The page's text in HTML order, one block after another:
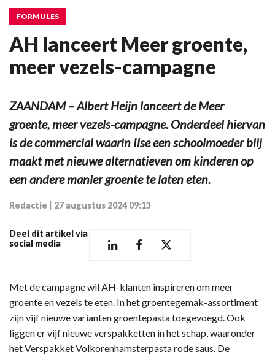
FORMULES
AH lanceert Meer groente,
meer vezels-campagne
ZAANDAM – Albert Heijn lanceert de Meer
groente, meer vezels-campagne. Onderdeel hiervan
is de commercial waarin Ilse een schoolmoeder blij
maakt met nieuwe alternatieven om kinderen op
een andere manier groente te laten eten.
Redactie 27 augustus 2024 09:13
Deel dit artikel via
social media
Met de campagne wil AH-klanten inspireren om meer
groente en vezels te eten. In het groentegemak-assortiment
zijn vijf nieuwe varianten groentepasta toegevoegd. Ook
liggen er vijf nieuwe verspakketten in het schap, waaronder
het Verspakket Volkorenhamsterpasta rode saus. De